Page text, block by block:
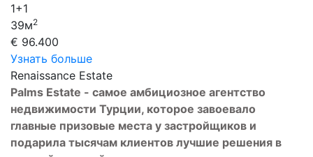
1+1
39м2
€ 96.400
Узнать больше
Renaissance Estate
Palms Estate - самое амбициозное агентство
недвижимости Турции, которое завоевало
главные призовые места у застройщиков и
подарила тысячам клиентов лучшие решения в